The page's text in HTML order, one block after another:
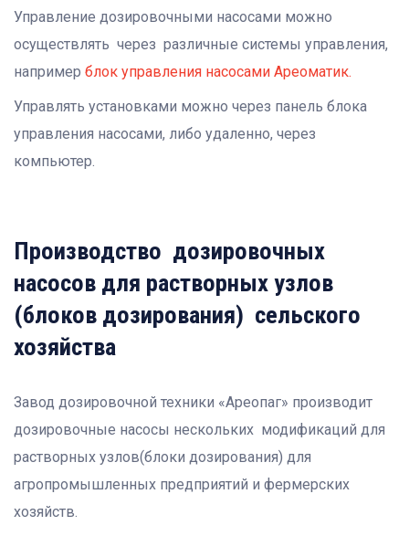
Управление дозировочными насосами можно
осуществлять через различные системы управления,
например блок управления насосами Ареоматик.
Управлять установками можно через панель блока
управления насосами, либо удаленно, через
компьютер.
Производство дозировочных
насосов для растворных узлов
(блоков дозирования) сельского
хозяйства
Завод дозировочной техники «Ареопаг» производит
дозировочные насосы нескольких модификаций для
растворных узлов(блоки дозирования) для
агропромышленных предприятий и фермерских
хозяйств.